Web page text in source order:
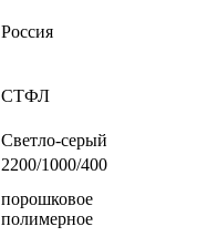
Россия
СТФЛ
Светло-серый
2200/1000/400
порошковое
полимерное